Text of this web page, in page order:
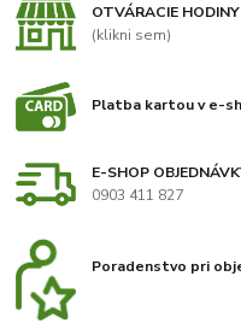
OTVÁRACIE
(klikni sem)
Platba kartou v e-
E-SHOP
0903 411 827
Poradenstvo pri